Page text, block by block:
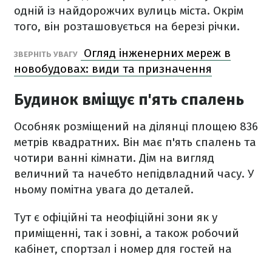
одній із найдорожчих вулиць міста. Окрім
того, він розташовується на березі річки.
ЗВЕРНІТЬ УВАГУ
Огляд інженерних мереж в
новобудовах: види та призначення
Будинок вміщує п'ять спалень
Особняк розміщений на ділянці площею 836
метрів квадратних. Він має п'ять спалень та
чотири ванні кімнати. Дім на вигляд
величний та начебто непідвладний часу. У
ньому помітна увага до деталей.
Тут є офіційні та неофіційні зони як у
приміщенні, так і зовні, а також робочий
кабінет, спортзал і номер для гостей на